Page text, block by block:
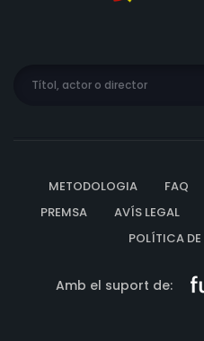
METODOLOGIA FAQ
PREMSA
AVÍS LEGAL
POLÍTICA
Amb el suport de: